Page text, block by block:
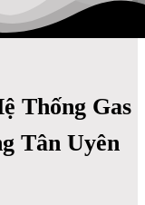
Thống Gas
Tân Uyên